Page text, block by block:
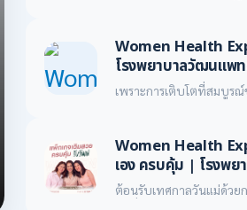
เสริมสร้างเกราะป้องกันใ
สิงหาคมนี้
Women Health
โรงพยาบาลวัฒนแพ
เพราะการเติบโตที่สมบูรณ์
กุมารแพทย์และนักกิจกรร
สิงหาคมนี้
Women Health
เอง ครบคุ้ม | โรงพ
ต้อนรับเทศกาลวันแม่ด้วย